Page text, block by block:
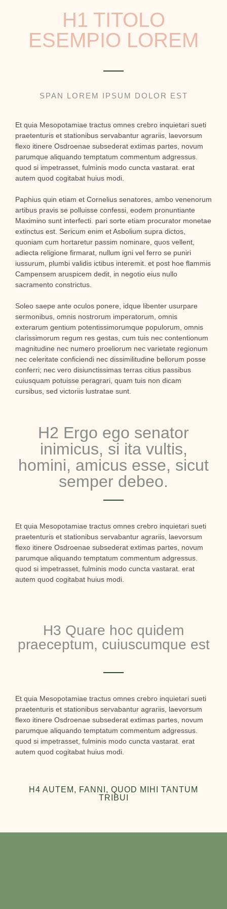
H1 TITOLO
ESEMPIO LOREM
SPAN LOREM IPSUM DOLOR EST
Et quia Mesopotamiae tractus omnes crebro inquietari sueti
praetenturis et stationibus servabantur agrariis, laevorsum
flexo itinere Osdroenae subsederat extimas partes, novum
parumque aliquando temptatum commentum adgressus.
quod si impetrasset, fulminis modo cuncta vastarat. erat
autem quod cogitabat huius modi.
Paphius quin etiam et Cornelius senatores, ambo venenorum
artibus pravis se polluisse confessi, eodem pronuntiante
Maximino sunt interfecti. pari sorte etiam procurator monetae
extinctus est. Sericum enim et Asbolium supra dictos,
quoniam cum hortaretur passim nominare, quos vellent,
adiecta religione firmarat, nullum igni vel ferro se puniri
iussurum, plumbi validis ictibus interemit. et post hoe flammis
Campensem aruspicem dedit, in negotio eius nullo
sacramento constrictus.
Soleo saepe ante oculos ponere, idque libenter usurpare
sermonibus, omnis nostrorum imperatorum, omnis
exterarum gentium potentissimorumque populorum, omnis
clarissimorum regum res gestas, cum tuis nec contentionum
magnitudine nec numero proeliorum nec varietate regionum
nec celeritate conficiendi nec dissimilitudine bellorum posse
conferri; nec vero disiunctissimas terras citius passibus
cuiusquam potuisse peragrari, quam tuis non dicam
cursibus, sed victoriis lustratae sunt.
H2 Ergo ego senator
inimicus, si ita vultis,
homini, amicus esse, sicut
semper debeo.
Et quia Mesopotamiae tractus omnes crebro inquietari sueti
praetenturis et stationibus servabantur agrariis, laevorsum
flexo itinere Osdroenae subsederat extimas partes, novum
parumque aliquando temptatum commentum adgressus.
quod si impetrasset, fulminis modo cuncta vastarat. erat
autem quod cogitabat huius modi.
H3 Quare hoc quidem
praeceptum, cuiuscumque est
Et quia Mesopotamiae tractus omnes crebro inquietari sueti
praetenturis et stationibus servabantur agrariis, laevorsum
flexo itinere Osdroenae subsederat extimas partes, novum
parumque aliquando temptatum commentum adgressus.
quod si impetrasset, fulminis modo cuncta vastarat. erat
autem quod cogitabat huius modi.
H4 AUTEM, FANNI, QUOD MIHI TANTUM
TRIBUI